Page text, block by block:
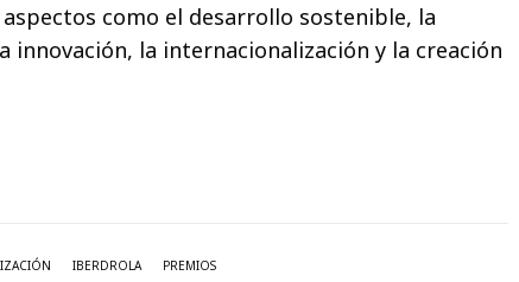
como el desarrollo sostenible, la
innovación, la internacionalización y la creación
IBERDROLA PREMIOS